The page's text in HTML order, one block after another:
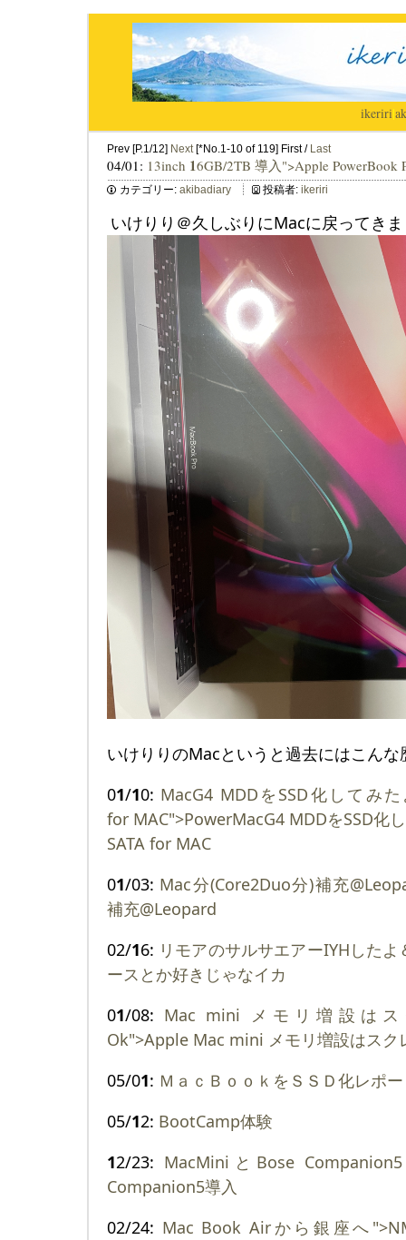
ikeriri|
Prev [P.1/12] Next[*No.1-10 of 119] First / Last
04/01: 13inch 16GB/2TB 導入">Apple PowerBook
カテゴリー: akibadiary 投稿者: ikeriri
いけりり＠久しぶりにMacに戻ってき
いけりりのMacというと過去にはこんな
01/10: MacG4 MDDをSSD化してみ
for MAC">PowerMacG4 MDDをSSD化
SATA for MAC
01/03: Mac分(Core2Duo分)補充
補充@Leopard
02/16: リモアのサルサエアーIYHした
ースとか好きじゃなイカ
01/08: Mac mini メモリ増設は
Ok">Apple Mac mini メモリ増設はスク
05/01: ＭａｃＢｏｏｋをＳＳＤ化レポ
05/12: BootCamp体験
12/23: MacMiniとBose
Companion5導入
02/24: Mac Book Airから銀座へ